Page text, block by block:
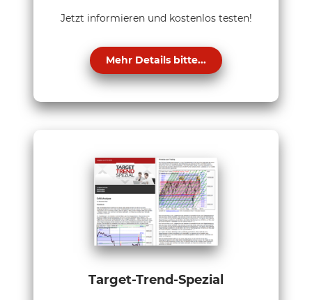
Jetzt informieren und kostenlos testen!
Mehr Details bitte...
Target-Trend-Spezial